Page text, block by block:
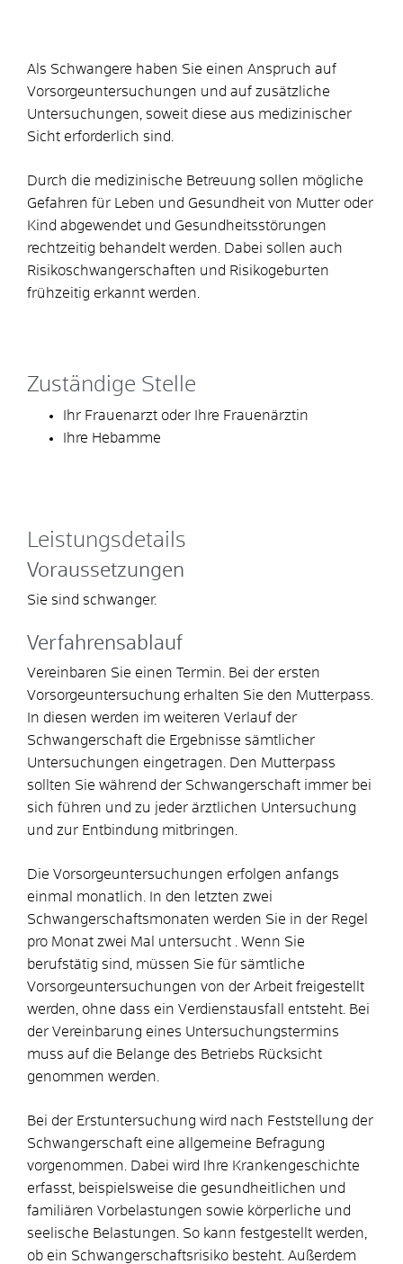
Als Schwangere haben Sie einen Anspruch auf
Vorsorgeuntersuchungen und auf zusätzliche
Untersuchungen, soweit diese aus medizinischer
Sicht erforderlich sind.
Durch die medizinische Betreuung sollen mögliche
Gefahren für Leben und Gesundheit von Mutter oder
Kind abgewendet und Gesundheitsstörungen
rechtzeitig behandelt werden. Dabei sollen auch
Risikoschwangerschaften und Risikogeburten
frühzeitig erkannt werden.
Zuständige Stelle
Ihr Frauenarzt oder Ihre Frauenärztin
Ihre Hebamme
Leistungsdetails
Voraussetzungen
Sie sind schwanger.
Verfahrensablauf
Vereinbaren Sie einen Termin. Bei der ersten
Vorsorgeuntersuchung erhalten Sie den Mutterpass.
In diesen werden im weiteren Verlauf der
Schwangerschaft die Ergebnisse sämtlicher
Untersuchungen eingetragen. Den Mutterpass
sollten Sie während der Schwangerschaft immer bei
sich führen und zu jeder ärztlichen Untersuchung
und zur Entbindung mitbringen.
Die Vorsorgeuntersuchungen erfolgen anfangs
einmal monatlich. In den letzten zwei
Schwangerschaftsmonaten werden Sie in der Regel
pro Monat zwei Mal untersucht . Wenn Sie
berufstätig sind, müssen Sie für sämtliche
Vorsorgeuntersuchungen von der Arbeit freigestellt
werden, ohne dass ein Verdienstausfall entsteht. Bei
der Vereinbarung eines Untersuchungstermins
muss auf die Belange des Betriebs Rücksicht
genommen werden.
Bei der Erstuntersuchung wird nach Feststellung der
Schwangerschaft eine allgemeine Befragung
vorgenommen.
Dabei wird Ihre Krankengeschichte
erfasst, beispielsweise die gesundheitlichen und
familiären Vorbelastungen sowie körperliche und
seelische Belastungen. So kann festgestellt werden,
ob ein Schwangerschaftsrisiko besteht. Außerdem